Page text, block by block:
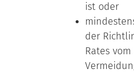
ist oder
der
Rates